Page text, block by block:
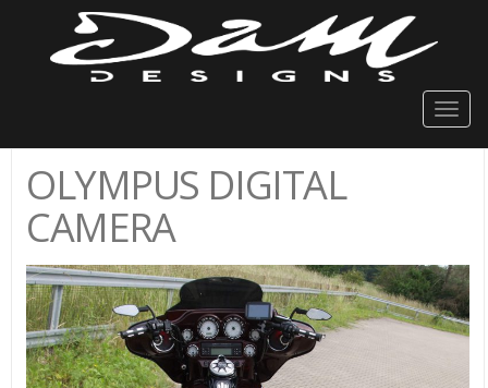
OLYMPUS DIGITAL
CAMERA